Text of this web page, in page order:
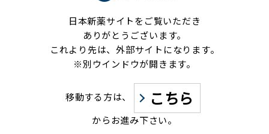
日本新薬サイトをご覧いただき
ありがとうございます。
これより先は、外部サイトになります。
※別ウインドウが開きます。
移動する方は、 こちら
からお進み下さい。